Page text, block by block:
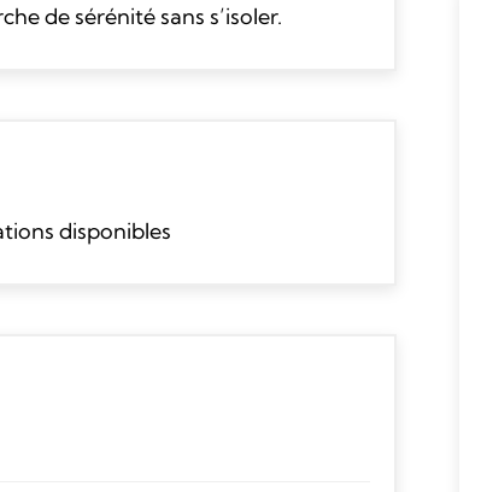
de sérénité sans s’isoler.
disponibles